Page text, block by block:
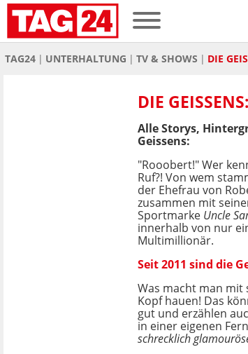
TAG24 UNTERHALTUNG TV & SHOWS DIE
DIE
Alle Storys,
Geissens:
"Rooobert!" Wer
Ruf?! Von wem
der Ehefrau von
zusammen mit
Sportmarke Uncle
innerhalb von nur
Multimillionär.
Seit 2011 sind die
Was macht man mit
Kopf hauen! Das
gut und erzählen
in einer eigenen
schrecklich